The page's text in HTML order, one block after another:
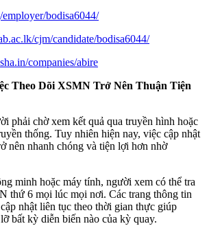
bodisa6044/
cjm/candidate/bodisa6044/
companies/abire
Theo Dõi XSMN Trở Nên Thuận Tiện
phải chờ xem kết quả qua truyền hình hoặc
thống. Tuy nhiên hiện nay, việc cập nhật
nên nhanh chóng và tiện lợi hơn nhờ
minh hoặc máy tính, người xem có thể tra
thứ 6 mọi lúc mọi nơi. Các trang thông tin
nhật liên tục theo thời gian thực giúp
bất kỳ diễn biến nào của kỳ quay.